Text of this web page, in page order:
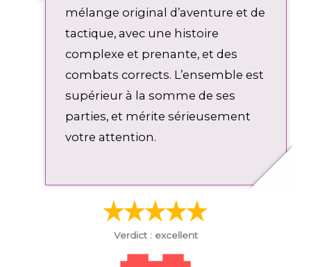
r
l
mélange original d’aventure et de
tactique, avec une histoire
complexe et prenante, et des
combats corrects. L’ensemble est
supérieur à la somme de ses
parties, et mérite sérieusement
votre attention.
Verdict : excellent